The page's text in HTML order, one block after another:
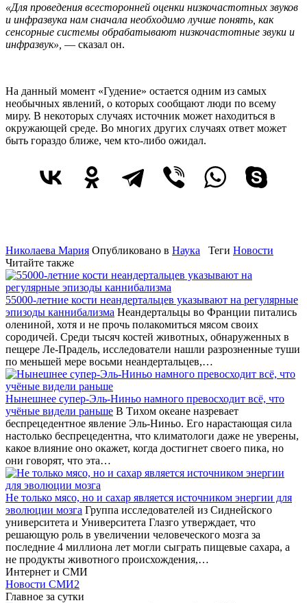
«Для проведения всесторонней оценки низкочастотных звуков
и инфразвука нам сначала необходимо лучше понять, как
сенсорные системы обрабатывают низкочастотные звуки и
инфразвук», — сказал он.
На данный момент «Гудение» остается одним из самых
необычных явлений, о которых сообщают люди по всему
миру. В некоторых случаях источник может находиться в
окружающей среде. Во многих других случаях ответ может
быть гораздо ближе, чем кто-либо ожидал.
Николаева Мария Опубликовано в Наука Теги Новости
Читайте также
55000-летние кости неандертальцев указывают на регулярные
эпизоды каннибализма Неандертальцы во Франции питались
олениной, хотя и не прочь полакомиться мясом своих
сородичей. Среди тысяч костей животных, обнаруженных в
пещере Ле-Прадель, исследователи нашли разрозненные туши
по меньшей мере восьми неандертальцев,…
Нынешнее супер-Эль-Ниньо намного превосходит всё, что
учёные видели раньше В Тихом океане назревает
беспрецедентное явление Эль-Ниньо. Его нарастающая сила
настолько беспрецедентна, что климатологи даже не уверены,
какое влияние оно окажет, когда достигнет своего пика, но
они говорят, что эта…
Не только мясо, но и сахар является источником энергии для
эволюции мозга Группа исследователей из Сиднейского
университета и Университета Глазго утверждает, что
решающую роль в увеличении человеческого мозга за
последние 4 миллиона лет могли сыграть пищевые сахара, а
не продукты животного происхождения,…
Интернет и СМИ
Новости СМИ2
Главное за сутки